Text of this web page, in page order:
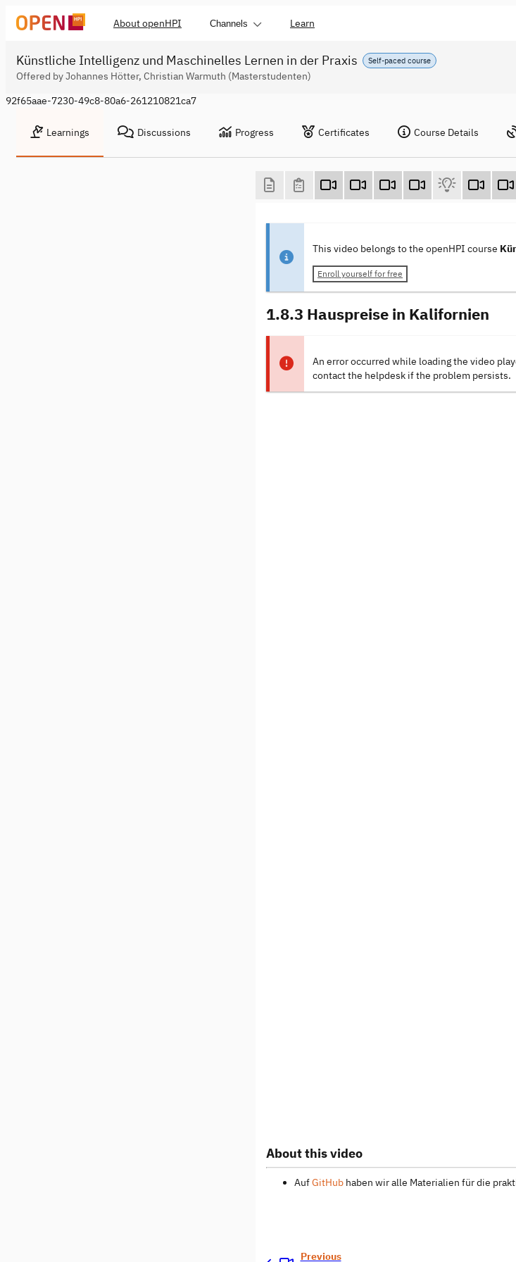
About openHPI Channels Learn
Self-paced course
Künstliche Intelligenz und Maschinelles Lernen in der Praxis
Offered by Johannes Hötter, Christian Warmuth (Masterstudenten)
92f65aae-7230-49c8-80a6-261210821ca7
Learnings Discussions Progress Certificates Course Details
This video belongs to the openHPI course
Enroll yourself for free
1.8.3 Hauspreise in Kalifornien
An error occurred while loading the video
contact the helpdesk if the problem persists.
About this video
AufGitHubhaben wir alle Materialien für die
Previous